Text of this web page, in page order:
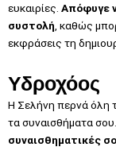
ευκαιρίες. Απόφυγε
συστολή , καθώς
εκφράσεις τη
Υδροχόος
Η Σελήνη περνά όλη
τα συναισθήματα
συναισθηματικές